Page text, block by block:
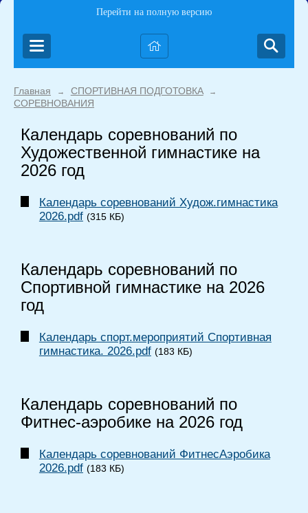
Перейти на полную версию
Главная → СПОРТИВНАЯ ПОДГОТОВКА →
СОРЕВНОВАНИЯ
Календарь соревнований по
Художественной гимнастике на
2026 год
Календарь соревнований Худож.гимнастика
2026.pdf (315 КБ)
Календарь соревнований по
Спортивной гимнастике на 2026
год
Календарь спорт.мероприятий Спортивная
гимнастика. 2026.pdf (183 КБ)
Календарь соревнований по
Фитнес-аэробике на 2026 год
Календарь соревнований ФитнесАэробика
2026.pdf (183 КБ)